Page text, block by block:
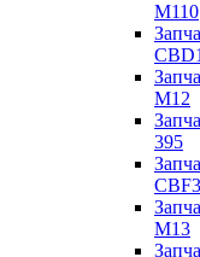
M110
M12
395
M13